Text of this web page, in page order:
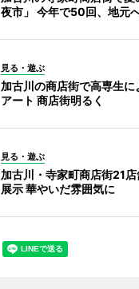
夜市」 今年で50回、地元
見る・遊ぶ
加古川の商店街で高専生に
アート 商店街明るく
見る・遊ぶ
加古川・寺家町商店街21
展示 華やいだ雰囲気に